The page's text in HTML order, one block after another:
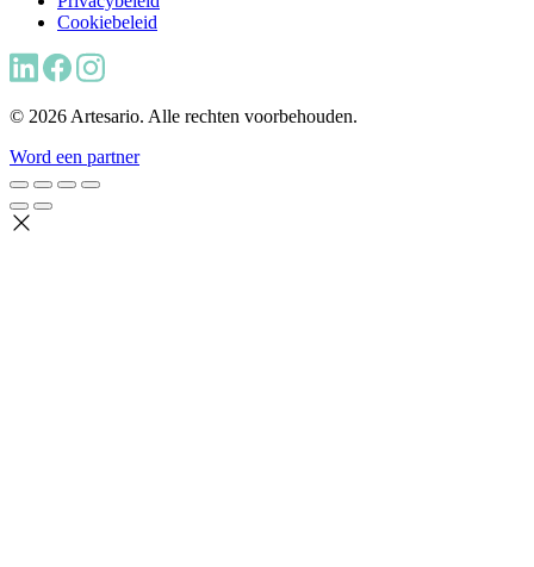
Cookiebeleid
© 2026 Artesario. Alle rechten voorbehouden.
Word een partner